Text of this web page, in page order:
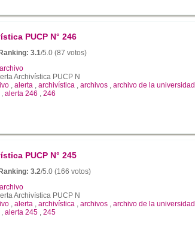
PUCP N° 246
3.1/5.0 (87 votos)
archivo
Archivística PUCP N
alerta archivística archivos archivo de la universidad
alerta 246
246
PUCP N° 245
3.2/5.0 (166 votos)
archivo
Archivística PUCP N
alerta archivística archivos archivo de la universidad
alerta 245
245